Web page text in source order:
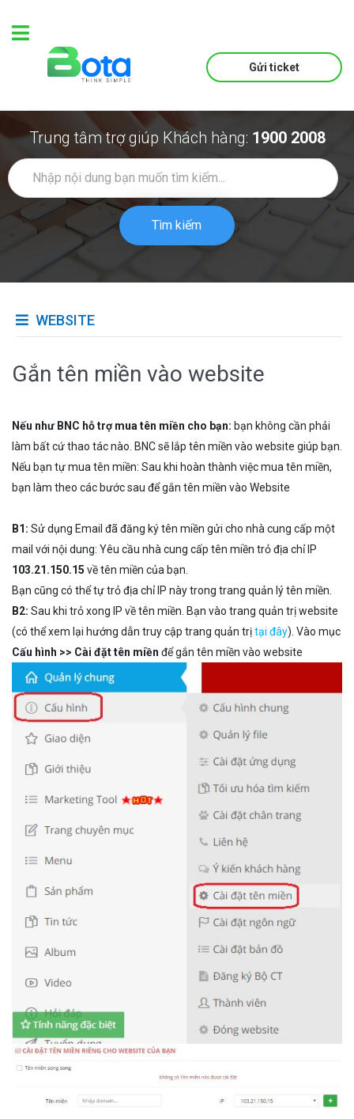
Gửi ticket
Trung tâm trợ giúp Khách hàng: 1900 2008
Tìm kiếm
WEBSITE
Gắn tên miền vào website
Nếu như BNC hỗ trợ mua tên miền cho bạn: bạn không cần phải
làm bất cứ thao tác nào. BNC sẽ lắp tên miền vào website giúp bạn.
Nếu bạn tự mua tên miền: Sau khi hoàn thành việc mua tên miền,
bạn làm theo các bước sau để gắn tên miền vào Website
B1: Sử dụng Email đã đăng ký tên miền gửi cho nhà cung cấp một
mail với nội dung: Yêu cầu nhà cung cấp tên miền trỏ địa chỉ IP
103.21.150.15 về tên miền của bạn.
Bạn cũng có thể tự trỏ địa chỉ IP này trong trang quản lý tên miền.
B2: Sau khi trỏ xong IP về tên miền. Bạn vào trang quản trị website
(có thể xem lại hướng dẫn truy cập trang quản trịtại đây). Vào mục
Cấu hình >> Cài đặt tên miền để gắn tên miền vào website